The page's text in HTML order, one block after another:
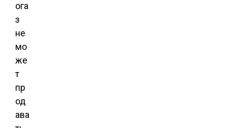
ога
з
не
мо
же
т
пр
од
ава